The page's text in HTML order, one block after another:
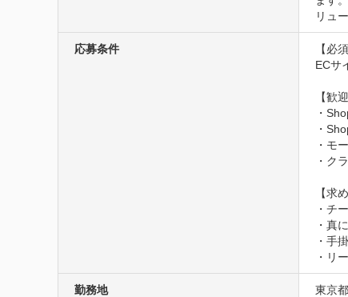
リュ
応募条件
【必須
ECサ
【歓迎
・
・
・モ
・ク
【求
・チ
・真
・手
・リ
勤務地
東京